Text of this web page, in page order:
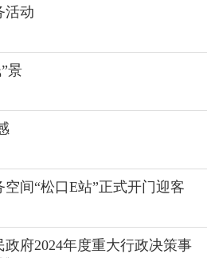
活动
景
间“松口E站”正式开门迎客
府2024年度重大行政决策事